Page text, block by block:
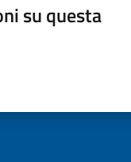
su questa